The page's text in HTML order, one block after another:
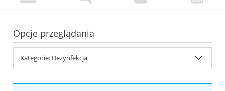
Opcje przeglądania
Kategorie: Dezynfekcja